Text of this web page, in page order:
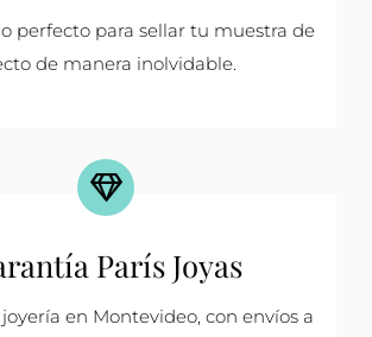
perfecto para sellar tu muestra de
de manera inolvidable.
París Joyas
en Montevideo, con envíos a